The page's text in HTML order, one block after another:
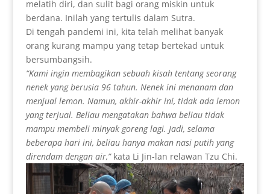
melatih diri, dan sulit bagi orang miskin untuk
berdana. Inilah yang tertulis dalam Sutra.
Di tengah pandemi ini, kita telah melihat banyak
orang kurang mampu yang tetap bertekad untuk
bersumbangsih.
“Kami ingin membagikan sebuah kisah tentang seorang
nenek yang berusia 96 tahun. Nenek ini menanam dan
menjual lemon. Namun, akhir-akhir ini, tidak ada lemon
yang terjual. Beliau mengatakan bahwa beliau tidak
mampu membeli minyak goreng lagi. Jadi, selama
beberapa hari ini, beliau hanya makan nasi putih yang
direndam dengan air,”kata Li Jin-lan relawan Tzu Chi.